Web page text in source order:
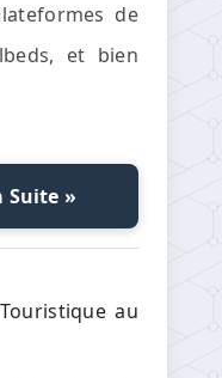
de
et bien
Suite »
au